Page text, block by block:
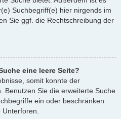
Suchbegriff(e) hier nirgends im
Sie ggf. die Rechtschreibung der
eine leere Seite?
somit konnte der
Benutzen Sie die erweiterte Suche
ein oder beschränken